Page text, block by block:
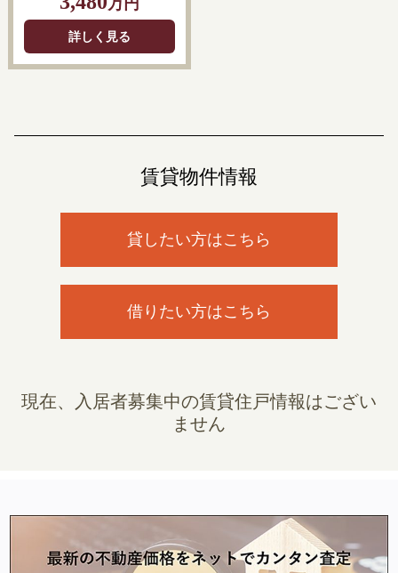
万円
詳しく見る
賃貸物件情報
貸したい方はこちら
借りたい方はこちら
現在、入居者募集中の賃貸住戸情報はござい
ません